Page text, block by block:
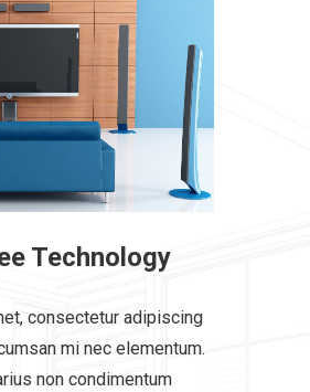
Technology
consectetur adipiscing
mi nec elementum.
non condimentum